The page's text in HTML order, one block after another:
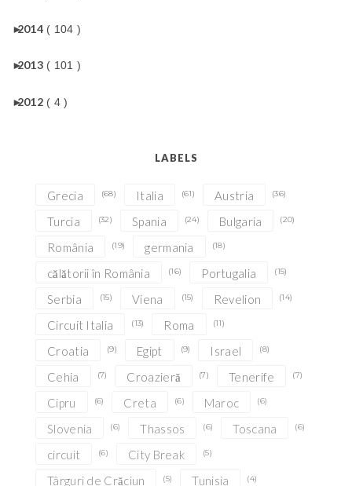
►
2014 ( 104 )
►
2013 ( 101 )
►
2012 ( 4 )
LABELS
Grecia (68) Italia (61) Austria (36)
Turcia (32) Spania (24) Bulgaria (20)
România (19) germania (18)
călătorii în România (16) Portugalia (15)
Serbia (15) Viena (15) Revelion (14)
Circuit Italia (13) Roma (11)
Croatia (9) Egipt (9) Israel (8)
Cehia (7) Croazieră (7) Tenerife (7)
Cipru (6) Creta (6) Maroc (6)
Slovenia (6) Thassos (6) Toscana (6)
circuit (6) City Break (5)
Târguri de Crăciun (5) Tunisia (4)